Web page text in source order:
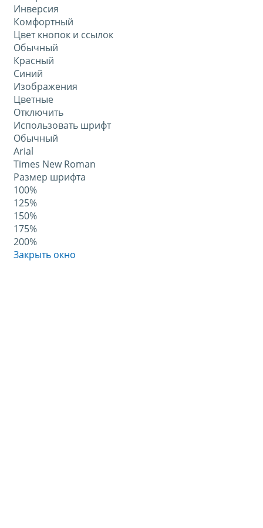
Инверсия
Комфортный
Цвет кнопок и ссылок
Обычный
Красный
Синий
Изображения
Цветные
Отключить
Использовать шрифт
Обычный
Arial
Times New Roman
Размер шрифта
100%
125%
150%
175%
200%
Закрыть окно